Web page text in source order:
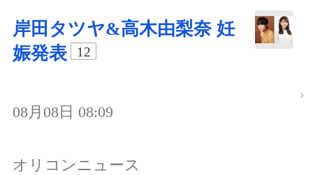
岸田タツヤ&高木由梨奈 妊
娠発表
12
08月08日 08:09
オリコンニュース